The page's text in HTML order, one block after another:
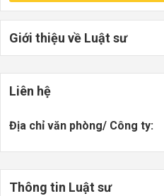
Giới thiệu về Luật sư
Liên hệ
Địa chỉ văn phòng/ Công ty:
Thông tin Luật sư